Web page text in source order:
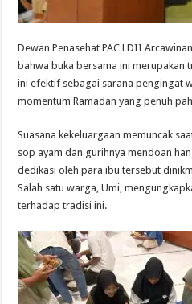
Dewan Penasehat PAC LDII
bahwa buka bersama ini merupakan
ini efektif sebagai sarana pengingat
momentum Ramadan yang penuh
Suasana kekeluargaan memuncak
sop ayam dan gurihnya mendoan
dedikasi oleh para ibu tersebut
Salah satu warga, Umi,
terhadap tradisi ini.